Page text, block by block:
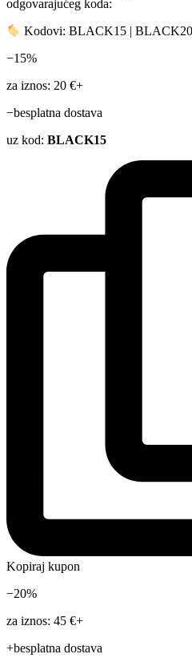
odgovarajućeg koda:
Kodovi: BLACK15 |
−15%
za iznos: 20 €+
−besplatna dostava
uz kod: BLACK15
Kopiraj kupon
−20%
za iznos: 45 €+
+besplatna dostava